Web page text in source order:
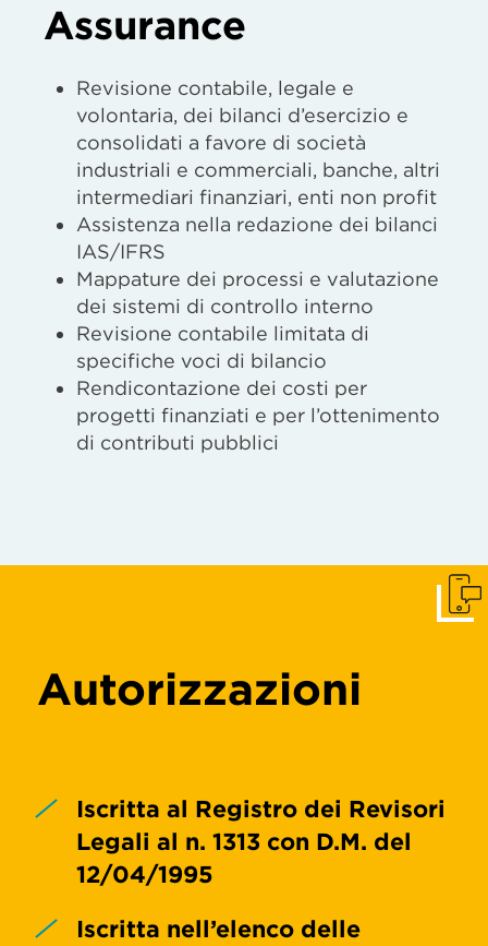
Assurance
Revisione contabile, legale e
volontaria, dei bilanci d’esercizio e
consolidati a favore di società
industriali e commerciali, banche, altri
intermediari finanziari, enti non profit
Assistenza nella redazione dei bilanci
IAS/IFRS
Mappature dei processi e valutazione
dei sistemi di controllo interno
Revisione contabile limitata di
specifiche voci di bilancio
Rendicontazione dei costi per
progetti finanziati e per l’ottenimento
di contributi pubblici
Autorizzazioni
Iscritta al Registro dei Revisori
Legali al n. 1313 con D.M. del
12/04/1995
Iscritta nell’elenco delle
Get